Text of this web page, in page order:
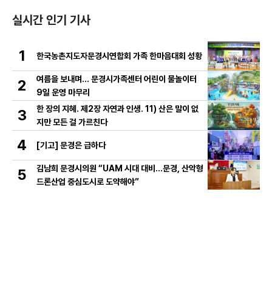
실시간 인기 기사
1 한국농촌지도자문경시연합회 가족 한마음대회 성황
2
여름을 보내며… 문경시가족센터 어린이 물놀이터
9일 운영 마무리
3
한 장의 지혜. 제2장 자연과 인생. 11) 산은 말이 없
지만 모든 걸 가르친다
4 [기고] 문경은 급하다
5
김남희 문경시의원 “UAM 시대 대비…문경, 산악형
드론산업 중심도시로 도약해야”